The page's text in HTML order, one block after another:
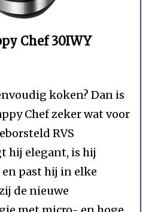
Chef 30IWY
koken? Dan is
Chef zeker wat voor
RVS
hij elegant, is hij
past hij in elke
de nieuwe